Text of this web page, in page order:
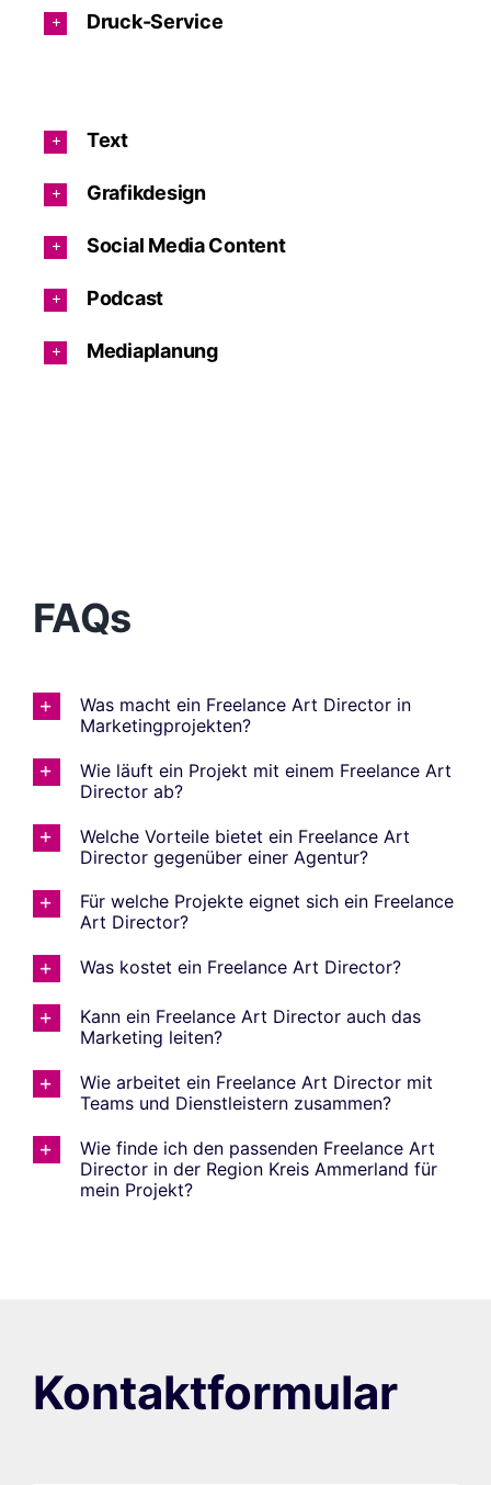
Druck-Service
Text
Grafikdesign
Social Media Content
Podcast
Mediaplanung
FAQs
Was macht ein Freelance Art Director in
Marketingprojekten?
Wie läuft ein Projekt mit einem Freelance Art
Director ab?
Welche Vorteile bietet ein Freelance Art
Director gegenüber einer Agentur?
Für welche Projekte eignet sich ein Freelance
Art Director?
Was kostet ein Freelance Art Director?
Kann ein Freelance Art Director auch das
Marketing leiten?
Wie arbeitet ein Freelance Art Director mit
Teams und Dienstleistern zusammen?
Wie finde ich den passenden Freelance Art
Director in der Region Kreis Ammerland für
mein Projekt?
Kontaktformular